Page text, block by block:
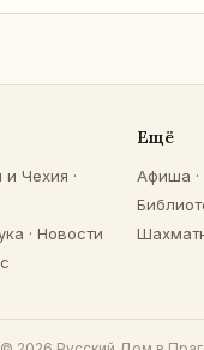
и Чехия ·
· Новости
Ещё
Афиша ·